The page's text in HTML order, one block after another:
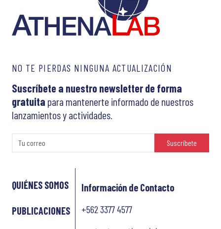
NO TE PIERDAS NINGUNA ACTUALIZACIÓN
Suscríbete a nuestro newsletter de forma
gratuita para mantenerte informado de nuestros
lanzamientos y actividades.
Suscríbete
QUIÉNES SOMOS
PUBLICACIONES
Información de Contacto
+562 3377 4577